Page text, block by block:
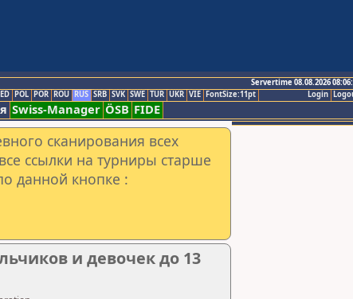
Servertime 08.08.2026
Login
POL POR ROU RUS SRB SVK SWE TUR UKR VIE FontSize:11pt
Swiss-Manager ÖSB FIDE
сканирования всех
ссылки на турниры старше
данной кнопке :
и девочек до 13